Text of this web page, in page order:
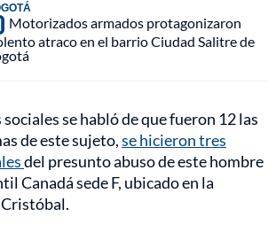
Motorizados armados protagonizaron
atraco en el barrio Ciudad Salitre de
se habló de que fueron 12 las
de este sujeto,se hicieron tres
del presunto abuso de este hombre
Canadá sede F, ubicado en la